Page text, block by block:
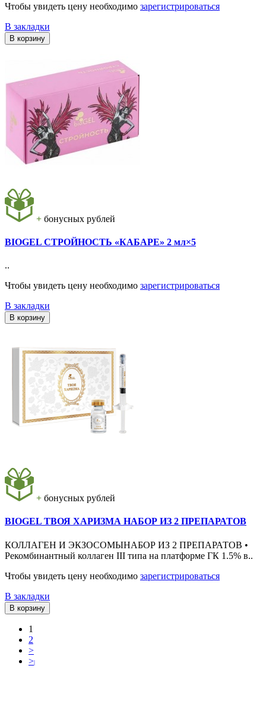
Чтобы увидеть цену необходимо зарегистрироваться
В закладки
В корзину
+ бонусных рублей
BIOGEL СТРОЙНОСТЬ «КАБАРЕ» 2 мл×5
..
Чтобы увидеть цену необходимо зарегистрироваться
В закладки
В корзину
+ бонусных рублей
BIOGEL ТВОЯ ХАРИЗМА НАБОР ИЗ 2 ПРЕПАРАТОВ
КОЛЛАГЕН И ЭКЗОСОМЫНАБОР ИЗ 2 ПРЕПАРАТОВ •
Рекомбинантный коллаген III типа на платформе ГК 1.5% в..
Чтобы увидеть цену необходимо зарегистрироваться
В закладки
В корзину
1
2
>
>|